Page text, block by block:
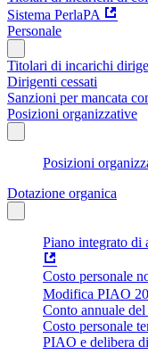
Sistema PerlaPA
Personale
Titolari di incarichi
Dirigenti cessati
Sanzioni per mancata
Posizioni organizzative
Posizioni
Dotazione organica
Piano integrato di
Costo personale
Modifica PIAO
Conto annuale del
Costo personale
PIAO e delibera